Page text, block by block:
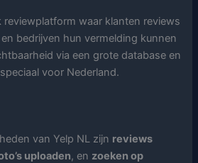
reviewplatform waar klanten reviews
bedrijven hun vermelding kunnen
via een grote database en
voor Nederland.
van Yelp NL zijn reviews
uploaden, en zoeken op